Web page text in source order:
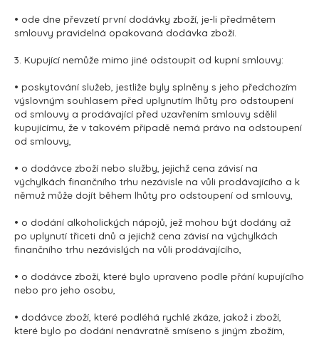
• ode dne převzetí první dodávky zboží, je-li předmětem
smlouvy pravidelná opakovaná dodávka zboží.
3. Kupující nemůže mimo jiné odstoupit od kupní smlouvy:
• poskytování služeb, jestliže byly splněny s jeho předchozím
výslovným souhlasem před uplynutím lhůty pro odstoupení
od smlouvy a prodávající před uzavřením smlouvy sdělil
kupujícímu, že v takovém případě nemá právo na odstoupení
od smlouvy,
• o dodávce zboží nebo služby, jejichž cena závisí na
výchylkách finančního trhu nezávisle na vůli prodávajícího a k
němuž může dojít během lhůty pro odstoupení od smlouvy,
• o dodání alkoholických nápojů, jež mohou být dodány až
po uplynutí třiceti dnů a jejichž cena závisí na výchylkách
finančního trhu nezávislých na vůli prodávajícího,
• o dodávce zboží, které bylo upraveno podle přání kupujícího
nebo pro jeho osobu,
• dodávce zboží, které podléhá rychlé zkáze, jakož i zboží,
které bylo po dodání nenávratně smíseno s jiným zbožím,